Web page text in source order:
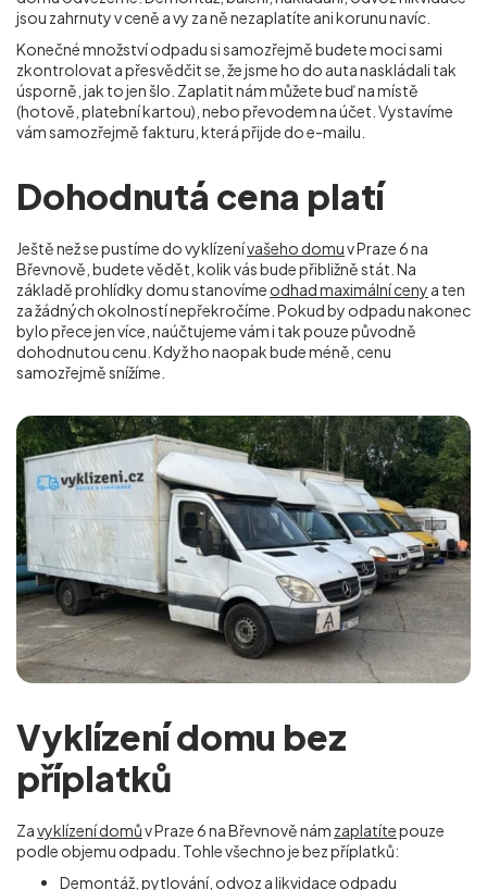
jsou zahrnuty v ceně a vy za ně nezaplatíte ani korunu navíc.
Konečné množství odpadu si samozřejmě budete moci sami
zkontrolovat a přesvědčit se, že jsme ho do auta naskládali tak
úsporně, jak to jen šlo. Zaplatit nám můžete buď na místě
(hotově, platební kartou), nebo převodem na účet. Vystavíme
vám samozřejmě fakturu, která přijde do e-mailu.
Dohodnutá cena platí
Ještě než se pustíme do vyklízenívašeho domuv Praze 6 na
Břevnově, budete vědět, kolik vás bude přibližně stát. Na
základě prohlídky domu stanovíme odhad maximální ceny a ten
za žádných okolností nepřekročíme. Pokud by odpadu nakonec
bylo přece jen více, naúčtujeme vám i tak pouze původně
dohodnutou cenu. Když ho naopak bude méně, cenu
samozřejmě snížíme.
Vyklízení domu bez
příplatků
Zavyklízení domův Praze 6 na Břevnově nám zaplatítepouze
podle objemu odpadu. Tohle všechno je bez příplatků:
Demontáž, pytlování, odvoz a likvidace odpadu